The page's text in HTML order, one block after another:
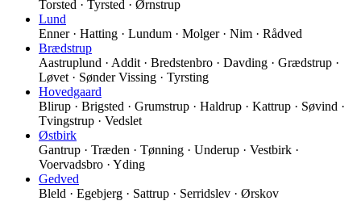
Torsted · Tyrsted · Ørnstrup
Lund
Enner · Hatting · Lundum · Molger · Nim · Rådved
Brædstrup
Aastruplund · Addit · Bredstenbro · Davding · Grædstrup ·
Løvet · Sønder Vissing · Tyrsting
Hovedgaard
Blirup · Brigsted · Grumstrup · Haldrup · Kattrup · Søvind ·
Tvingstrup · Vedslet
Østbirk
Gantrup · Træden · Tønning · Underup · Vestbirk ·
Voervadsbro · Yding
Gedved
Bleld · Egebjerg · Sattrup · Serridslev · Ørskov